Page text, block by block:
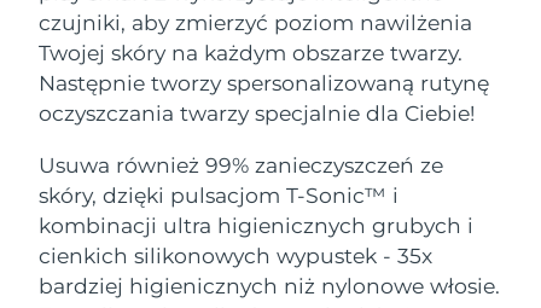
czujniki, aby zmierzyć poziom nawilżenia
Twojej skóry na każdym obszarze twarzy.
Następnie tworzy spersonalizowaną rutynę
oczyszczania twarzy specjalnie dla Ciebie!
Usuwa również 99% zanieczyszczeń ze
skóry, dzięki pulsacjom T-Sonic™ i
kombinacji ultra higienicznych grubych i
cienkich silikonowych wypustek - 35x
bardziej higienicznych niż nylonowe włosie.
Anti-aging massage
LUNA™ 4 Plus
Massage, LED heating
LUNA™ 4 Men
For men, anti-aging massage
Microcurrent toning
BEAR™ 2 go
Microcurrent toning on-the-go
BEAR™ 2 eyes & lips
Microcurrent line smoothing device
Nawilżenie
UFO™ 3 zestaw
Deep facial hydration
UFO™ 3 LED
Near-infrared and red light therapy
device
Pielęgnacja jamy
ustnej
issa™ 4
Hybrid silicone sonic toothbrush
issa™ 4 plus
Smart hybrid silicone sonic toothbrush
FAQ™ ZABIEG ANTI-AGING
Anti-aging Zabiegi LED
NEW
Bahrajn
8/9/26
Belgia
Oczekiwany czas dostawy
8/8/26
Bermudy
8/14/26
Bośnia i
Hercegowina
Oczekiwany czas dostawy
Oczekiwany czas dostawy